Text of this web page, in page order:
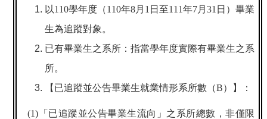
以110學年度（110年8月 1 日至111年7月 31 日）畢業
生為追蹤對象。
已有畢業生之系所：指當學年度實際有畢業生之系
所。
【已追蹤並公告畢業生就業情形系所數（B）】：
(1) 「已追蹤並公告畢業生流向」之系所總數，非僅限